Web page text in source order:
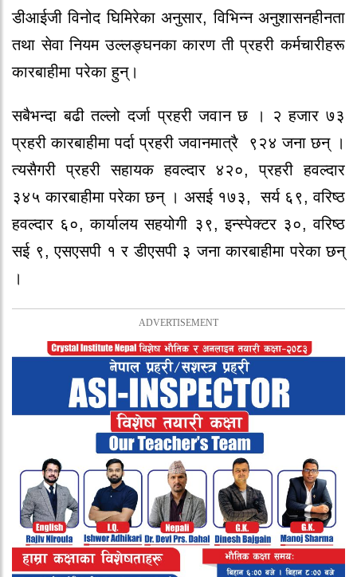
डीआईजी विनोद घिमिरेका अनुसार, विभिन्न अनुशासनहीनता
तथा सेवा नियम उल्लङ्घनका कारण ती प्रहरी कर्मचारीहरू
कारबाहीमा परेका हुन्।
सबैभन्दा बढी तल्लो दर्जा प्रहरी जवान छ । २ हजार ७३
प्रहरी कारबाहीमा पर्दा प्रहरी जवानमात्रै ९२४ जना छन् ।
त्यसैगरी प्रहरी सहायक हवल्दार ४२०, प्रहरी हवल्दार
३४५ कारबाहीमा परेका छन् । असई १७३, सर्य ६९, वरिष्ठ
हवल्दार ६०, कार्यालय सहयोगी ३९, इन्स्पेक्टर ३०, वरिष्ठ
सई ९, एसएसपी १ र डीएसपी ३ जना कारबाहीमा परेका छन्
।